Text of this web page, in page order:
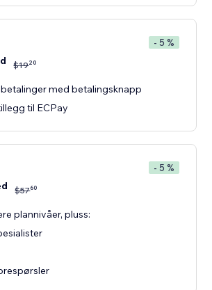
- 5 %
$1920
med betalingsknapp
til ECPay
- 5 %
$5760
plannivåer, pluss: